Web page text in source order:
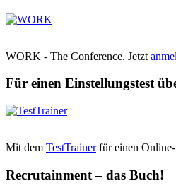
WORK - The Conference. Jetzt
Für einen Einstellungstest
Mit dem TestTrainerfür einen
Recrutainment – das Buch!